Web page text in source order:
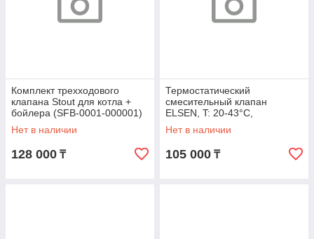
Комплект трехходового
клапана Stout для котла +
бойлера (SFB-0001-000001)
Нет в наличии
128 000 ₸
Термостатический
смесительный клапан
ELSEN, T: 20-43°C,
подключение G 1 НН, Kvs 1,6
Нет в наличии
105 000 ₸